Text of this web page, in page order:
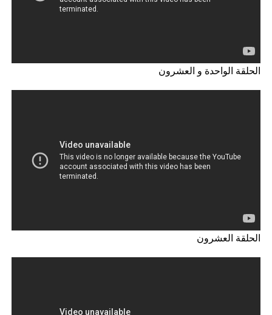
الحلقة الواحدة و العشرون
الحلقة العشرون